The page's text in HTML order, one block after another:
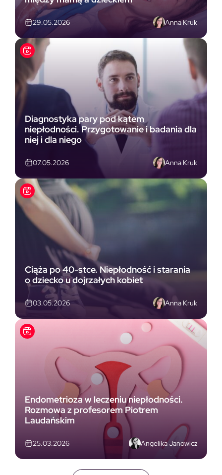
29.05.2026 Anna Kruk
Diagnostyka pary pod kątem
niepłodności. Przygotowanie i badania dla
niej i dla niego
07.05.2026 Anna Kruk
Ciąża po 40-stce. Niepłodność i starania
o dziecko u dojrzałych kobiet
03.05.2026 Anna Kruk
Endometrioza w leczeniu niepłodności.
Rozmowa z profesorem Piotrem
Laudańskim
25.03.2026 Angelika Janowicz